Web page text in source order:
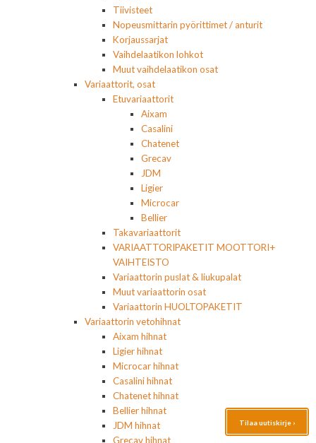
Tiivisteet
Nopeusmittarin pyörittimet / anturit
Korjaussarjat
Vaihdelaatikon lohkot
Muut vaihdelaatikon osat
Variaattorit, osat
Etuvariaattorit
Aixam
Casalini
Chatenet
Grecav
JDM
Ligier
Microcar
Bellier
Takavariaattorit
VARIAATTORIPAKETIT MOOTTORI+
VAIHTEISTO
Variaattorin puslat & liukupalat
Muut variaattorin osat
Variaattorin HUOLTOPAKETIT
Variaattorin vetohihnat
Aixam hihnat
Ligier hihnat
Microcar hihnat
Casalini hihnat
Chatenet hihnat
Bellier hihnat
JDM hihnat
Grecav hihnat
Tilaa uutiskirje ›